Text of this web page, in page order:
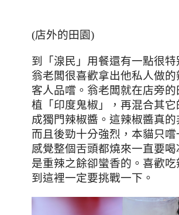
(店外的田園)
到「湶民 」用餐還有一點很
翁老闆很喜歡拿出他私人做的
客人品嚐。翁老闆就在店旁的
植「印度鬼椒」，再混合其它
成獨門辣椒醬。這辣椒醬真的
而且後勁十分強烈，本貓只嚐
感覺整個舌頭都燒來一直要喝
是重辣之餘卻蠻香的。喜歡吃
到這裡一定要挑戰一下。